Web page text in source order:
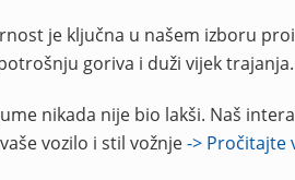
je ključna u našem izboru
goriva i duži vijek trajanja.
nikada nije bio lakši. Naš
vozilo i stil vožnje-> Pročitajte